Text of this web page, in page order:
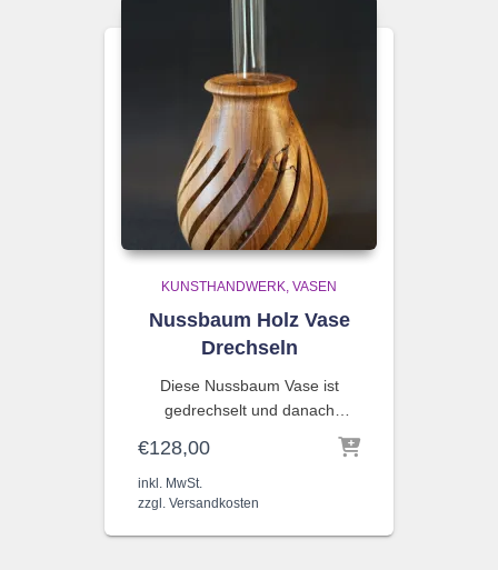
KUNSTHANDWERK VASEN
Nussbaum Holz Vase
Drechseln
Diese Nussbaum Vase ist
gedrechselt und danach
Reagenzglas ist es möglich
Blumen / Blumensträuße mit
der Holzvase zu nutzen. Die
Oberfläche wurde mit einem
Nussbaum eignet sich
hat eine feine Struktur und die
€128,00
inkl. MwSt.
zzgl. Versandkosten